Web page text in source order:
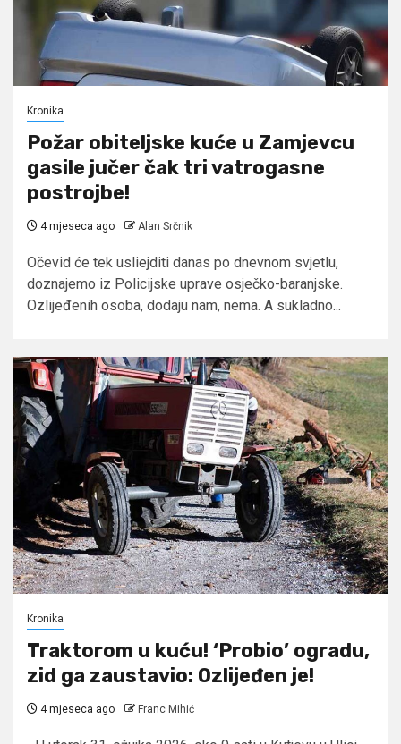
Kronika
Požar obiteljske kuće u Zamjevcu
gasile jučer čak tri vatrogasne
postrojbe!
4 mjeseca ago Alan Srčnik
Očevid će tek usliejditi danas po dnevnom svjetlu,
doznajemo iz Policijske uprave osječko-baranjske.
Ozlijeđenih osoba, dodaju nam, nema. A sukladno...
Kronika
Traktorom u kuću! ‘Probio’ ogradu,
zid ga zaustavio: Ozlijeđen je!
4 mjeseca ago Franc Mihić